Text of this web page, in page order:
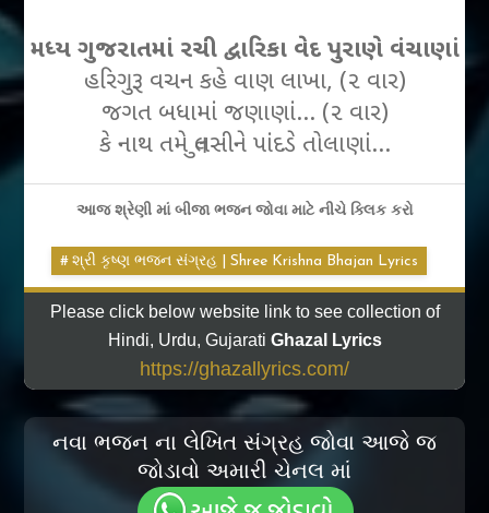
મધ્ય ગુજરાતમાં રચી દ્વારિકા વેદ પુરાણે વંચાણાં
હરિગુરૂ વચન કહે વાણ લાખા, (૨ વાર)
જગત બધામાં જણાણાં… (૨ વાર)
કે નાથ તમે તુલસીને પાંદડે તોલાણાં…
આજ શ્રેણી માં બીજા ભજન જોવા માટે નીચે ક્લિક કરો
શ્રી કૃષ્ણ ભજન સંગ્રહ | Shree Krishna Bhajan Lyrics
Please click below website link to see collection of
Hindi, Urdu, Gujarati Ghazal Lyrics
https://ghazallyrics.com/
નવા ભજન ના લેખિત સંગ્રહ જોવા આજે જ
જોડાવો અમારી ચેનલ માં